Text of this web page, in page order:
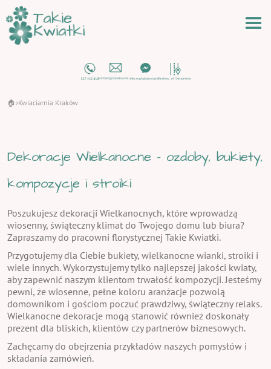
🏠 ›Kwiaciarnia Kraków
Dekoracje Wielkanocne - ozdoby, bukiety,
kompozycje i stroiki
Poszukujesz dekoracji Wielkanocnych, które wprowadzą
wiosenny, świąteczny klimat do Twojego domu lub biura?
Zapraszamy do pracowni florystycznej Takie Kwiatki.
Przygotujemy dla Ciebie bukiety, wielkanocne wianki, stroiki i
wiele innych. Wykorzystujemy tylko najlepszej jakości kwiaty,
aby zapewnić naszym klientom trwałość kompozycji. Jesteśmy
pewni, że wiosenne, pełne koloru aranżacje pozwolą
domownikom i gościom poczuć prawdziwy, świąteczny relaks.
Wielkanocne dekoracje mogą stanowić również doskonały
prezent dla bliskich, klientów czy partnerów biznesowych.
Zachęcamy do obejrzenia przykładów naszych pomysłów i
składania zamówień.